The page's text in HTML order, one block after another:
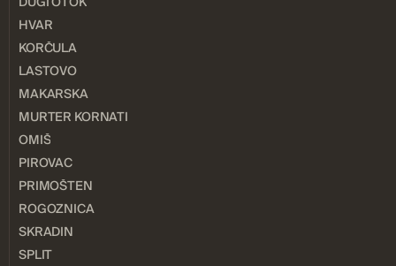
HVAR
KORČULA
LASTOVO
MAKARSKA
MURTER KORNATI
OMIŠ
PIROVAC
PRIMOŠTEN
ROGOZNICA
SKRADIN
SPLIT